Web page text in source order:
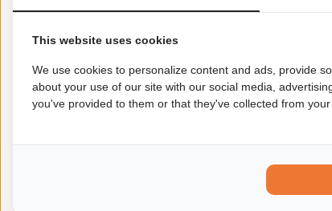
Garantie:2 jaar garantie
Enkel in combinatie met:FK90724
This website uses cookies
We use cookies to personalize content and ads, provide
about your use of our site with our social media,
you've provided to them or that they've collected from